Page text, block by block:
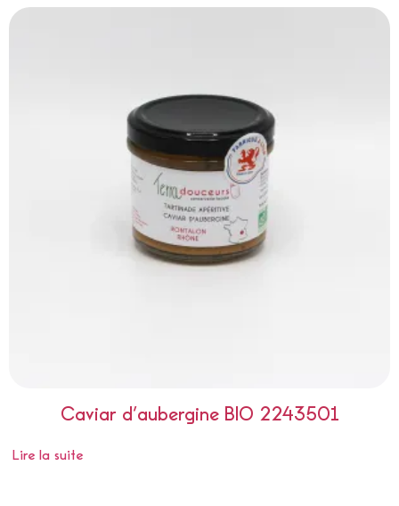
Caviar d’aubergine BIO 2243501
Lire la suite